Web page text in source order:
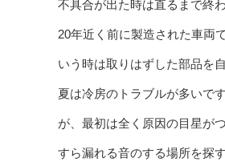
不具合が出た時は直るまで終
20年近く前に製造された車両
いう時は取りはずした部品を
夏は冷房のトラブルが多いで
が、最初は全く原因の目星が
すら漏れる音のする場所を探